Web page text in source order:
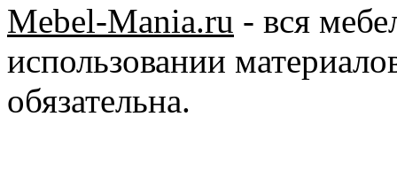
Mebel-Mania.ru - вся
использовании
обязательна.